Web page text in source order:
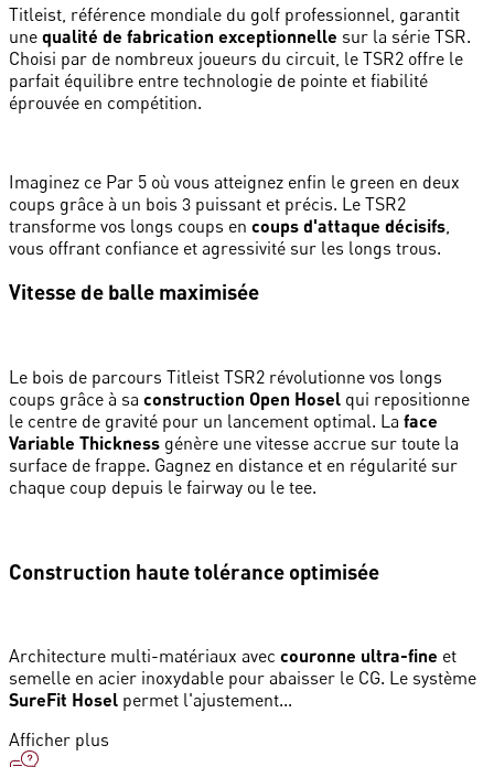
Titleist, référence mondiale du golf professionnel, garantit
une qualité de fabrication exceptionnelle sur la série TSR.
Choisi par de nombreux joueurs du circuit, le TSR2 offre le
parfait équilibre entre technologie de pointe et fiabilité
éprouvée en compétition.
Imaginez ce Par 5 où vous atteignez enfin le green en deux
coups grâce à un bois 3 puissant et précis. Le TSR2
transforme vos longs coups en coups d'attaque décisifs
vous offrant confiance et agressivité sur les longs trous.
Vitesse de balle maximisée
Le bois de parcours Titleist TSR2 révolutionne vos longs
coups grâce à sa construction Open Hosel qui repositionne
le centre de gravité pour un lancement optimal. La face
Variable Thickness génère une vitesse accrue sur toute la
surface de frappe. Gagnez en distance et en régularité sur
chaque coup depuis le fairway ou le tee.
Construction haute tolérance optimisée
Architecture multi-matériaux avec couronne ultra-fine et
semelle en acier inoxydable pour abaisser le CG. Le système
SureFit Hosel permet l'ajustement...
Afficher plus